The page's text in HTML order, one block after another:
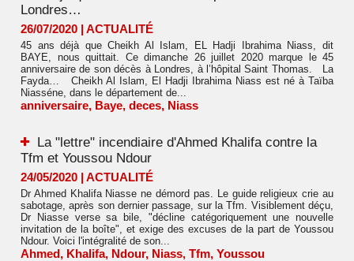
Londres…
26/07/2020 | ACTUALITÉ
45 ans déjà que Cheikh Al Islam, EL Hadji Ibrahima Niass, dit
BAYE, nous quittait. Ce dimanche 26 juillet 2020 marque le 45
anniversaire de son décès à Londres, à l’hôpital Saint Thomas. La
Fayda… Cheikh Al Islam, El Hadji Ibrahima Niass est né à Taïba
Niasséne, dans le département de...
anniversaire, Baye, deces, Niass
La "lettre" incendiaire d'Ahmed Khalifa contre la
Tfm et Youssou Ndour
24/05/2020 | ACTUALITÉ
Dr Ahmed Khalifa Niasse ne démord pas. Le guide religieux crie au
sabotage, après son dernier passage, sur la Tfm. Visiblement déçu,
Dr Niasse verse sa bile, "décline catégoriquement une nouvelle
invitation de la boîte", et exige des excuses de la part de Youssou
Ndour. Voici l'intégralité de son...
Ahmed, Khalifa, Ndour, Niass, Tfm, Youssou